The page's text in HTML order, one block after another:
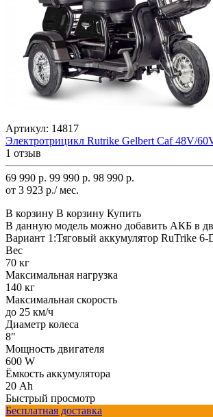
Артикул: 14817
Электротрицикл Rutrike Gelbert Caf 48V/
1 отзыв
69 990 р. 99 990 р. 98 990 р.
от 3 923 р./ мес.
В корзину В корзину Купить
В данную модель можно добавить АКБ в
Вариант 1:Тяговый аккумулятор RuTrike 6-
Вес
70 кг
Максимальная нагрузка
140 кг
Максимальная скорость
до 25 км/ч
Диаметр колеса
8"
Мощность двигателя
600 W
Ёмкость аккумулятора
20 Ah
Быстрый просмотр
Бесплатная доставка